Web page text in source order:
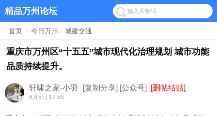
精品万州论坛
首页 今日万州 城建交通
重庆市万州区“十五五”城市现代化治理规划 城市功能
品质持续提升。
轩啸之家-小羽
6月5日 12:58
[复制分享] [公众号] [删帖结贴]